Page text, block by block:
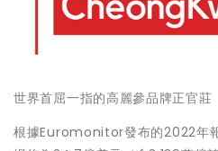
世界首屈一指的高麗參品牌正官莊
根據Euromonitor發布的2022年